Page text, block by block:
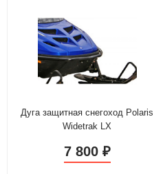
Дуга защитная снегоход Polaris
Widetrak LX
7 800 ₽